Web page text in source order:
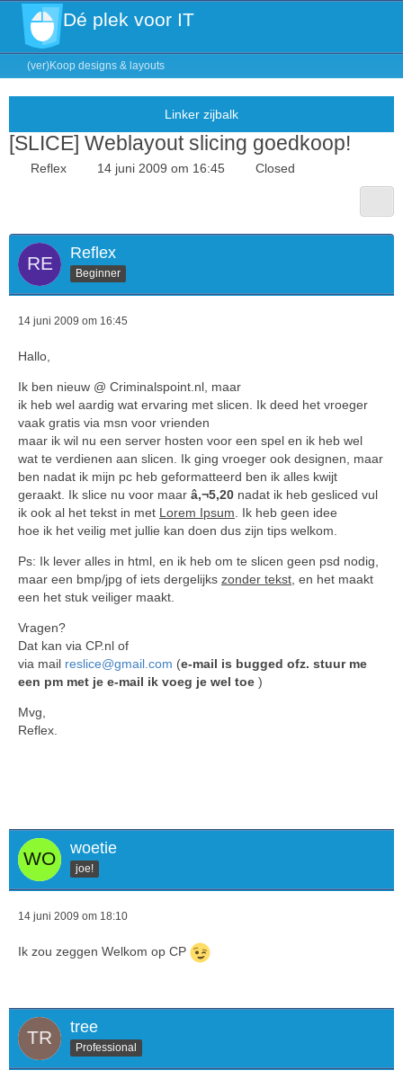
Dé plek voor IT
(ver)Koop designs & layouts
[SLICE] Weblayout slicing goedkoop!
Reflex 14 juni 2009 om 16:45 Closed
Reflex
Beginner
14 juni 2009 om 16:45
Hallo,
Ik ben nieuw @ Criminalspoint.nl, maar
ik heb wel aardig wat ervaring met slicen. Ik deed het vroeger
vaak gratis via msn voor vrienden
maar ik wil nu een server hosten voor een spel en ik heb wel
wat te verdienen aan slicen. Ik ging vroeger ook designen, maar
ben nadat ik mijn pc heb geformatteerd ben ik alles kwijt
geraakt. Ik slice nu voor maar â‚¬5,20 nadat ik heb gesliced vul
ik ook al het tekst in met Lorem Ipsum . Ik heb geen idee
hoe ik het veilig met jullie kan doen dus zijn tips welkom.
Ps: Ik lever alles in html, en ik heb om te slicen geen psd nodig,
maar een bmp/jpg of iets dergelijks zonder tekst , en het maakt
een het stuk veiliger maakt.
Vragen?
Dat kan via CP.nl of
via mail reslice@gmail.com (e-mail is bugged ofz. stuur me
een pm met je e-mail ik voeg je wel toe )
Mvg,
Reflex.
woetie
joe!
14 juni 2009 om 18:10
Ik zou zeggen Welkom op CP
tree
Professional